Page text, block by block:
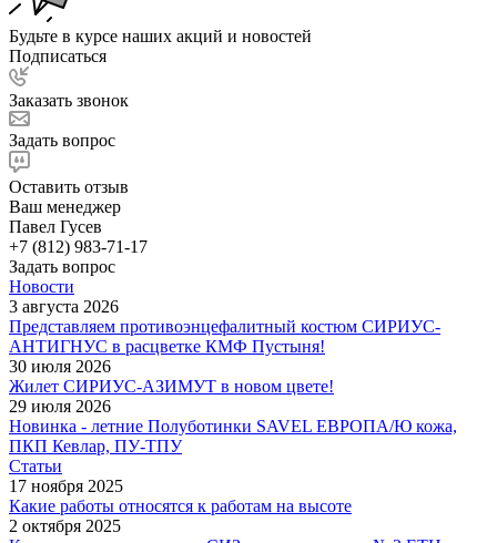
Будьте в курсе наших акций и новостей
Подписаться
Заказать звонок
Задать вопрос
Оставить отзыв
Ваш менеджер
Павел Гусев
+7 (812) 983-71-17
Задать вопрос
Новости
3 августа 2026
Представляем противоэнцефалитный костюм СИРИУС-
АНТИГНУС в расцветке КМФ Пустыня!
30 июля 2026
Жилет СИРИУС-АЗИМУТ в новом цвете!
29 июля 2026
Новинка - летние Полуботинки SAVEL ЕВРОПА/Ю кожа,
ПКП Кевлар, ПУ-ТПУ
Статьи
17 ноября 2025
Какие работы относятся к работам на высоте
2 октября 2025